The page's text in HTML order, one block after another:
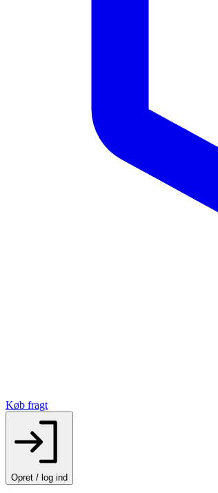
Køb fragt
Opret / log ind